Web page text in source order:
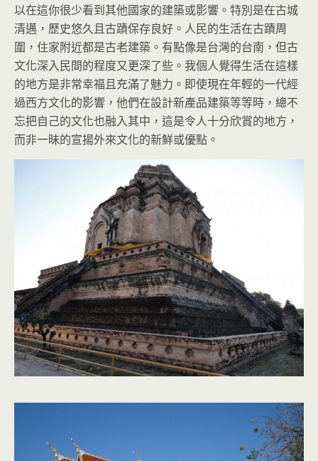
以在這你很少看到其他國家的建築或影響。特別是在古城
清邁，歷史悠久且古蹟保存良好。人民的生活在古蹟周
圍，住家附近都是古老建築。有點像是台灣的台南，但古
文化深入民間的程度又更深了些。我個人覺得生活在這樣
的地方是非常幸福且充滿了魅力。即使現在年輕的一代經
過西方文化的影響，他們在設計新產品建築等等時，總不
忘把自己的文化也融入其中，這是令人十分欣賞的地方，
而非一昧的宣揚外來文化的新鮮或優點。